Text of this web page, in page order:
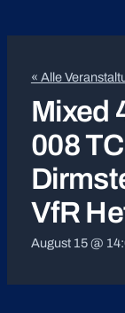
« Alle
Mixed
008
VfR
August 15 @